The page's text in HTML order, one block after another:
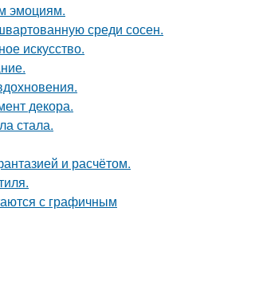
эмоциям.
среди сосен.
искусство.
декора.
стала.
и расчётом.
с графичным